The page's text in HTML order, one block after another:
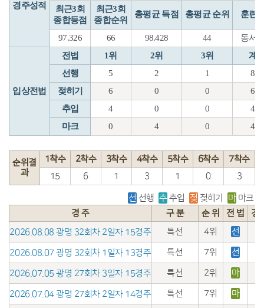
경주성적
최근3회
종합등점
최근3회
종합순위
총평균 득점 총평균 순위 훈련
97.326 66 98.428 44 동서
입상전법
전법 1위 2위 3위
계
선행
5 2 1
8
젖히기
6 0 0
6
추입
4 0 0
4
마크
0 4 0 4
순위결
과
1착수 2착수 3착수 4착수 5착수 6착수
7착수
15
6 1 3 1 0 3
선 선행 추 추입 젖 젖히기 마 마크
경 주
구 분 순 위 전 법
경
2026.08.08 광명 32회차 2일자 15경주
특선 4위 선
2026.08.07 광명 32회차 1일자 13경주 특선 7위 선
2026.07.05 광명 27회차 3일자 15경주 특선 2위 마
2026.07.04 광명 27회차 2일자 14경주 특선 7위 마